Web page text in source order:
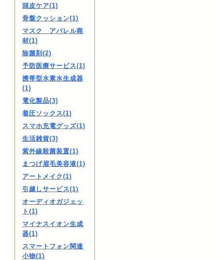
頭皮ケア(1)
骨盤クッション(1)
マスク アパレル商
材(1)
除菌剤(2)
予防医療サービス(1)
携帯型水素水生成器
(1)
電化製品(3)
着圧ソックス(1)
スマホ充電グッズ(1)
生活雑貨(3)
紫外線殺菌装置(1)
まつげ眉毛美容液(1)
アートメイク(1)
引越しサービス(1)
オーディオガジェッ
ト(1)
マイナスイオン生成
器(1)
スマートフォン関連
小物(1)